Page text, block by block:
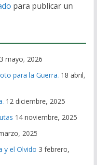
para publicar un
mayo, 2026
para la Guerra. 18 abril,
12 diciembre, 2025
14 noviembre, 2025
2025
y el Olvido 3 febrero,